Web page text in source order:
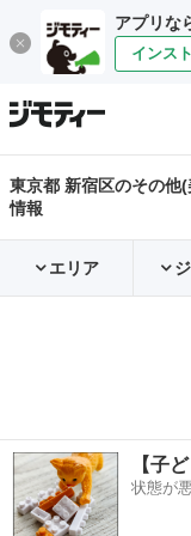
アプリな
インス
東京都 新宿区のその他
情報
エリア
【子
状態が